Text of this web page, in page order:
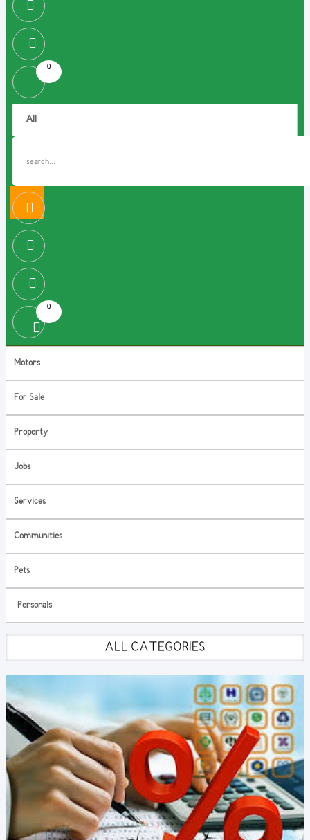
0
0
Motors
For Sale
Property
Jobs
Services
Communities
Pets
Personals
ALL CATEGORIES